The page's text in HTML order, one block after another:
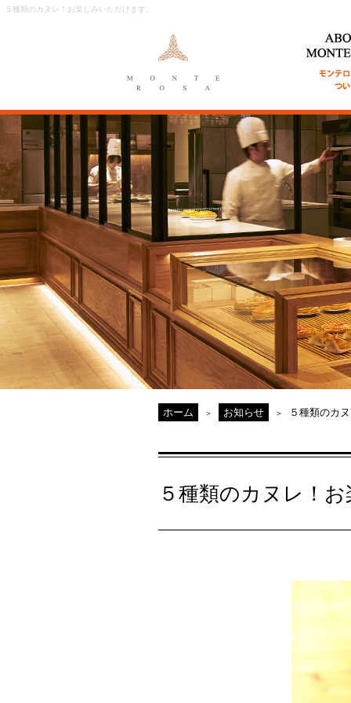
５種類のカヌレ！お楽しみいただけます。
ンテローザに
ホーム お知らせ ５種類のカ
５種類のカヌレ！